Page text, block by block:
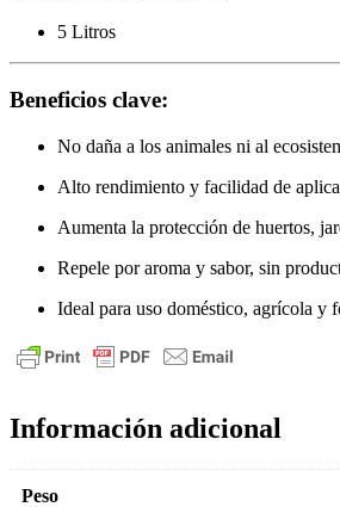
5 Litros
Beneficios clave:
No daña a los animales ni al
Alto rendimiento y facilidad de
Aumenta la protección de huertos,
Repele por aroma y sabor, sin
Ideal para uso doméstico, agrícola y
Información adicional
Peso